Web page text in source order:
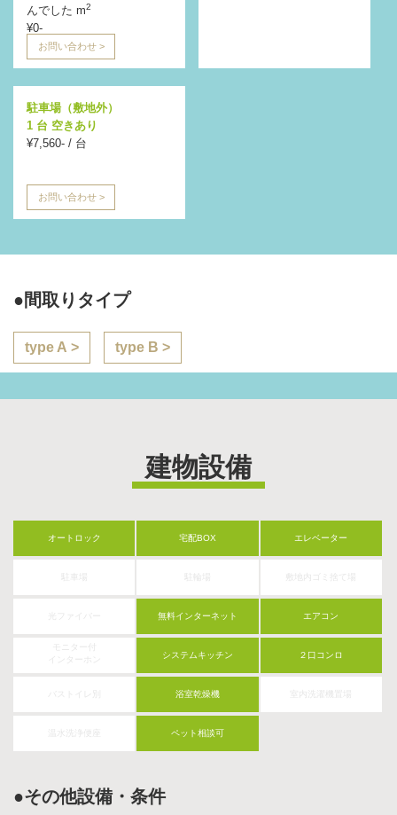
んでした m2
¥0-
お問い合わせ >
駐車場（敷地外）
1 台 空きあり
¥7,560- / 台
お問い合わせ >
●間取りタイプ
type A > type B >
建物設備
オートロック 宅配BOX エレベーター
無料インターネット エアコン
モニター付
システムキッチン ２口コンロ
浴室乾燥機
温水洗浄便座 ペット相談可
●その他設備・条件